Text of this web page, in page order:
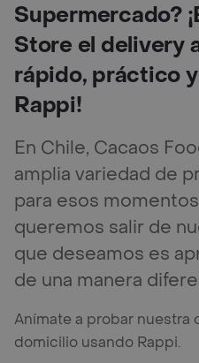
Supermercado?
Store el delivery
rápido, práctico
Rappi!
En Chile, Cacaos
amplia variedad de
para esos
queremos salir de
que deseamos es
de una manera
Anímate a probar nuestra
domicilio usando Rappi.